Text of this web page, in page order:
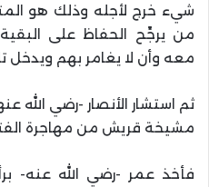
شيء خرج لأجله وذلك هو
من يرجِّح الحفاظ على
معه وأن لا يغامر بهم ويدخل
ثم استشار الأنصار -رضي الله
مشيخة قريش من مهاجرة
فأخذ عمر -رضي الله عنه-